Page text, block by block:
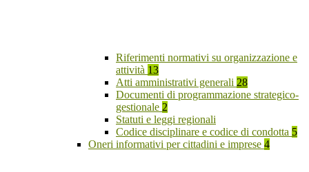
Riferimenti normativi su organizzazione e
attività 13
Atti amministrativi generali 28
Documenti di programmazione strategico-
gestionale 2
Statuti e leggi regionali
Codice disciplinare e codice di condotta 5
Oneri informativi per cittadini e imprese 4